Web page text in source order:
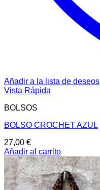
Añadir a la lista de deseos
Vista Rápida
BOLSOS
BOLSO CROCHET AZUL
27,00 €
Añadir al carrito